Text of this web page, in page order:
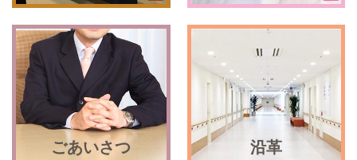
ごあいさつ 沿革